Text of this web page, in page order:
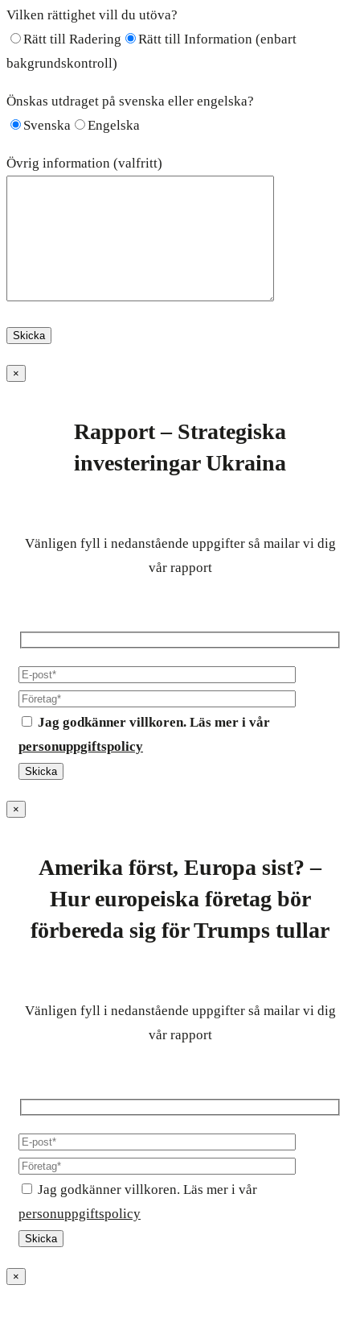
Vilken rättighet vill du utöva?
Rätt till Radering
Rätt till Information (enbart
bakgrundskontroll)
Önskas utdraget på svenska eller engelska?
Svenska
Engelska
Övrig information (valfritt)
×
Rapport – Strategiska
investeringar Ukraina
Vänligen fyll i nedanstående uppgifter så mailar vi dig
vår rapport
Jag godkänner villkoren. Läs mer i vår
personuppgiftspolicy
×
Amerika först, Europa sist? –
Hur europeiska företag bör
förbereda sig för Trumps tullar
Vänligen fyll i nedanstående uppgifter så mailar vi dig
vår rapport
Jag godkänner villkoren. Läs mer i vår
personuppgiftspolicy
×